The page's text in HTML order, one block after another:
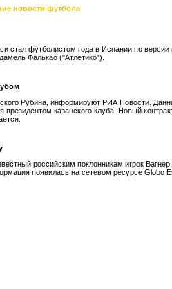
новости футбола
футболистом года в Испании по версии
Фалькао ("Атлетико").
Рубина, информируют РИА Новости.
казанского клуба. Новый
российским поклонникам игрок
появилась на сетевом ресурсе Globo